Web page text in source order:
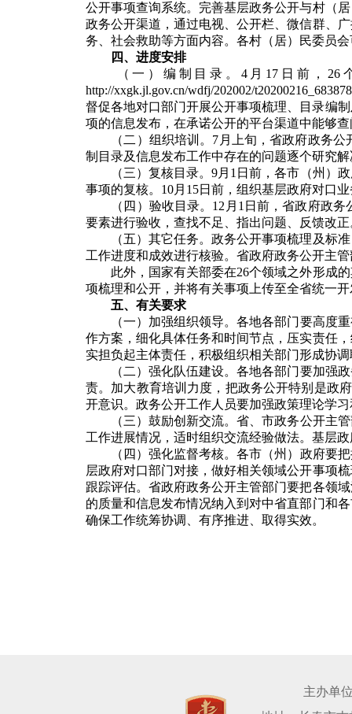
公开事项查询系统。完善基层政务公开与村（
政务公开渠道，通过电视、公开栏、微信群、
务、社会救助等方面内容。各村（居）民委员
四、进度安排
（一）编制目录。 4月17日前，26
http://xxgk.jl.gov.cn/wdfj/202002/
督促各地对口部门开展公开事项梳理、目录编
项的信息发布，在承诺公开的平台渠道中能够
（二）组织培训。 7月上旬，省政府政务公
制目录及信息发布工作中存在的问题逐个研究
（三）复核目录。9月1日前，各市（州）
事项的复核。10月15日前，组织基层政府对口
（四）验收目录。 12月1日前，省政府政
要素进行验收，查找不足、指出问题、反馈改
（五）其它任务。政务公开事项梳理及标
工作进度和成效进行核验。省政府政务公开主
此外，国家有关部委在26个领域之外形成的
项梳理和公开，并将有关事项上传至全省统一
五、有关要求
（一）加强组织领导。各地各部门要高度
作方案，细化具体任务和时间节点，压实责任
实担负起主体责任，积极组织相关部门形成协
（二）强化队伍建设。各地各部门要加强
责。加大教育培训力度，把政务公开特别是政
开意识。政务公开工作人员要加强政策理论学
（三）鼓励创新交流。省、市政务公开主
工作进展情况，适时组织交流经验做法。基层
（四）强化监督考核。各市（州）政府要
层政府对口部门对接，做好相关领域公开事项
跟踪评估。省政府政务公开主管部门要把各领
的质量和信息发布情况纳入到对中省直部门和
确保工作统筹协调、有序推进、取得实效。